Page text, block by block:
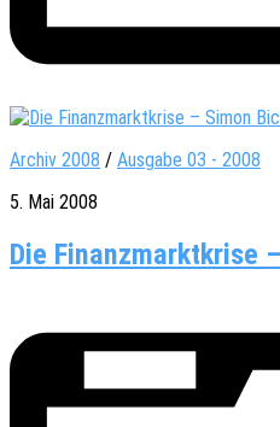
Archiv 2008 / Ausgabe 03 - 2008
5. Mai 2008
Die Finanzmarktkrise